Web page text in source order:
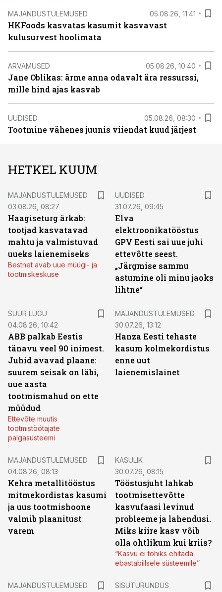
MAJANDUSTULEMUSED 05.08.26, 11:41
HKFoods kasvatas kasumit kasvavast
kulusurvest hoolimata
ARVAMUSED 05.08.26, 10:40
Jane Oblikas: ärme anna odavalt ära ressurssi,
mille hind ajas kasvab
UUDISED 05.08.26, 08:30
Tootmine vähenes juunis viiendat kuud järjest
HETKEL KUUM
MAJANDUSTULEMUSED
03.08.26, 08:27
Haagiseturg ärkab:
tootjad kasvatavad
mahtu ja valmistuvad
uueks laienemiseks
Bestnet avab uue müügi- ja
tootmiskeskuse
UUDISED
31.07.26, 09:45
Elva
elektroonikatööstus
GPV Eesti sai uue juhi
ettevõtte seest.
„Järgmise sammu
astumine oli minu jaoks
lihtne“
SUUR LUGU
04.08.26, 10:42
ABB palkab Eestis
tänavu veel 90 inimest.
Juhid avavad plaane:
suurem seisak on läbi,
uue aasta
tootmismahud on ette
müüdud
Ettevõte muutis
tootmistöötajate
palgasüsteemi
MAJANDUSTULEMUSED
30.07.26, 13:12
Hanza Eesti tehaste
kasum kolmekordistus
enne uut
laienemislainet
MAJANDUSTULEMUSED
04.08.26, 08:13
Kehra metallitööstus
mitmekordistas kasumi
ja uus tootmishoone
valmib plaanitust
varem
KASULIK
30.07.26, 08:15
Tööstusjuht lahkab
tootmisettevõtte
kasvufaasi levinud
probleeme ja lahendusi.
Miks kiire kasv võib
olla ohtlikum kui kriis?
“Kasvu ei tohiks ehitada
ebastabiilsele süsteemile”
MAJANDUSTULEMUSED
SISUTURUNDUS